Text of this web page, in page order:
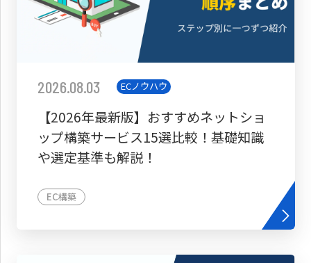
2026.08.03 ECノウハウ
【2026年最新版】おすすめネットショ
ップ構築サービス15選比較！基礎知識
や選定基準も解説！
EC構築